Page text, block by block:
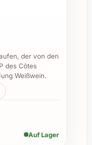
Stil aus?
zugesetzter
dem Cava
puren
lagern?
der von den
des Côtes
Weißwein.
Auf Lager